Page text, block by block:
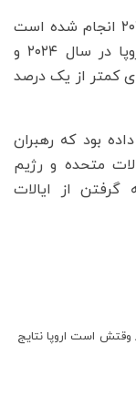
این مطالعه بین سپتامبر ۲۰۲۴ و مارس ۲۰۲۶ انجام شده است
و تقریبا ۲۶۵۰۰ نفر از ساکنان اتحادیه اروپا در سال ۲۰۲۴ و
با حاشیه خطای کمتر از یک درصد
بود که رهبران
متحده و رژیم
گرفتن از ایالات
وقتش است اروپا نتایج